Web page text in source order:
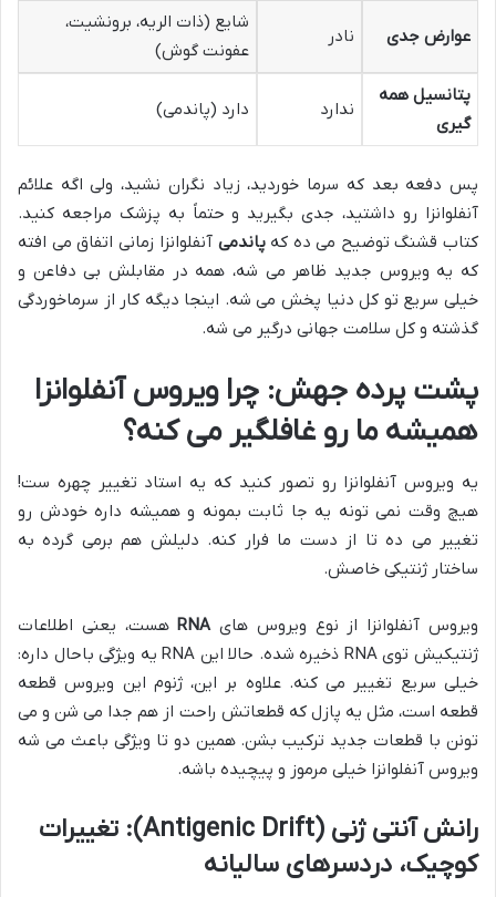
عوارض جدی نادر
شایع (ذات الریه، برونشیت،
عفونت گوش)
پتانسیل همه
گیری
ندارد دارد (پاندمی)
پس دفعه بعد که سرما خوردید، زیاد نگران نشید، ولی اگه علائم
آنفلوانزا رو داشتید، جدی بگیرید و حتماً به پزشک مراجعه کنید.
کتاب قشنگ توضیح می ده کهپاندمی آنفلوانزا زمانی اتفاق می افته
که یه ویروس جدید ظاهر می شه، همه در مقابلش بی دفاعن و
خیلی سریع تو کل دنیا پخش می شه. اینجا دیگه کار از سرماخوردگی
گذشته و کل سلامت جهانی درگیر می شه.
پشت پرده جهش: چرا ویروس آنفلوانزا
همیشه ما رو غافلگیر می کنه؟
یه ویروس آنفلوانزا رو تصور کنید که یه استاد تغییر چهره ست!
هیچ وقت نمی تونه یه جا ثابت بمونه و همیشه داره خودش رو
تغییر می ده تا از دست ما فرار کنه. دلیلش هم برمی گرده به
ساختار ژنتیکی خاصش.
ویروس آنفلوانزا از نوع ویروس هایRNAهست، یعنی اطلاعات
ژنتیکیش توی RNA ذخیره شده. حالا این RNA یه ویژگی باحال داره:
خیلی سریع تغییر می کنه. علاوه بر این، ژنوم این ویروس قطعه
قطعه است، مثل یه پازل که قطعاتش راحت از هم جدا می شن و می
تونن با قطعات جدید ترکیب بشن. همین دو تا ویژگی باعث می شه
ویروس آنفلوانزا خیلی مرموز و پیچیده باشه.
رانش آنتی ژنی (Antigenic Drift): تغییرات
کوچیک، دردسرهای سالیانه